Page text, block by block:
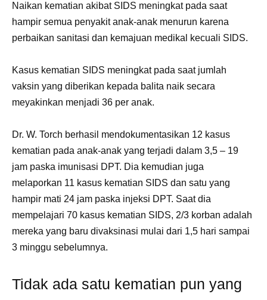
Naikan kematian akibat SIDS meningkat pada saat
hampir semua penyakit anak-anak menurun karena
perbaikan sanitasi dan kemajuan medikal kecuali SIDS.
Kasus kematian SIDS meningkat pada saat jumlah
vaksin yang diberikan kepada balita naik secara
meyakinkan menjadi 36 per anak.
Dr. W. Torch berhasil mendokumentasikan 12 kasus
kematian pada anak-anak yang terjadi dalam 3,5 – 19
jam paska imunisasi DPT. Dia kemudian juga
melaporkan 11 kasus kematian SIDS dan satu yang
hampir mati 24 jam paska injeksi DPT. Saat dia
mempelajari 70 kasus kematian SIDS, 2/3 korban adalah
mereka yang baru divaksinasi mulai dari 1,5 hari sampai
3 minggu sebelumnya.
Tidak ada satu kematian pun yang